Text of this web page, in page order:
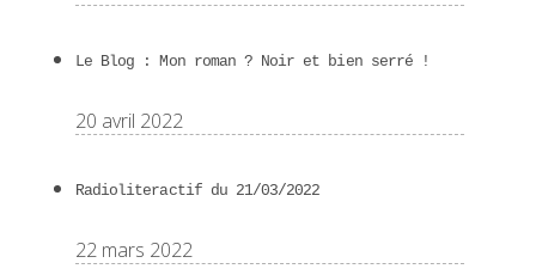
Le Blog : Mon roman ? Noir et bien serré !
20 avril 2022
Radioliteractif du 21/03/2022
22 mars 2022